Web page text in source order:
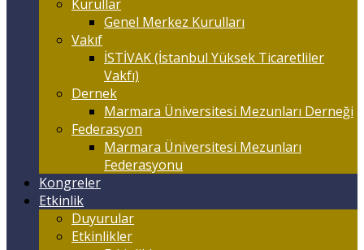
Kurullar
Genel Merkez Kurulları
Vakıf
İSTİVAK (İstanbul Yüksek Ticaretliler
Vakfı)
Dernek
Marmara Üniversitesi Mezunları Derneği
Federasyon
Marmara Üniversitesi Mezunları
Federasyonu
Kongreler
Etkinlik
Duyurular
Etkinlikler